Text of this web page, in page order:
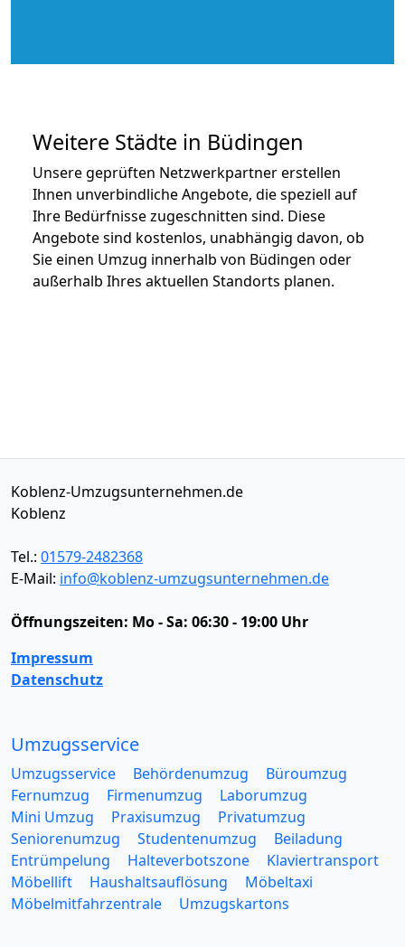
Weitere Städte in Büdingen
Unsere geprüften Netzwerkpartner erstellen
Ihnen unverbindliche Angebote, die speziell auf
Ihre Bedürfnisse zugeschnitten sind. Diese
Angebote sind kostenlos, unabhängig davon, ob
Sie einen Umzug innerhalb von Büdingen oder
außerhalb Ihres aktuellen Standorts planen.
Koblenz-Umzugsunternehmen.de
Koblenz
Tel.: 01579-2482368
E-Mail: info@koblenz-umzugsunternehmen.de
Öffnungszeiten: Mo - Sa: 06:30 - 19:00 Uhr
Impressum
Datenschutz
Umzugsservice
Umzugsservice Behördenumzug
Büroumzug
Fernumzug
Firmenumzug
Laborumzug
Mini Umzug
Praxisumzug
Privatumzug
Seniorenumzug
Studentenumzug
Beiladung
Entrümpelung
Halteverbotszone
Klaviertransport
Möbellift
Haushaltsauflösung
Möbeltaxi
Möbelmitfahrzentrale
Umzugskartons